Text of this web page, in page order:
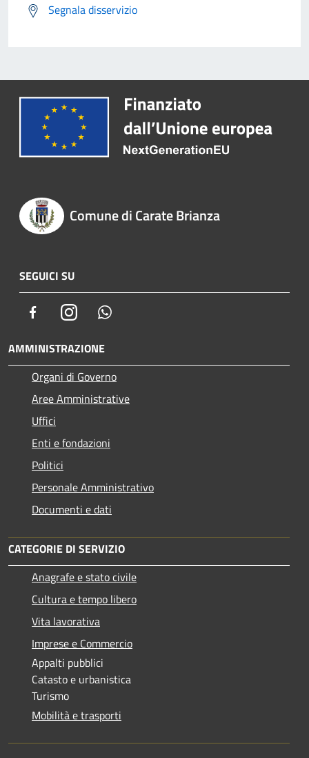
Segnala disservizio
Comune di Carate Brianza
SEGUICI SU
FacebookInstagram
AMMINISTRAZIONE
Organi di Governo
Aree Amministrative
Uffici
Enti e fondazioni
Politici
Personale Amministrativo
Documenti e dati
CATEGORIE DI SERVIZIO
Anagrafe e stato civile
Cultura e tempo libero
Vita lavorativa
Imprese e Commercio
Appalti pubblici
Catasto e urbanistica
Turismo
Mobilità e trasporti